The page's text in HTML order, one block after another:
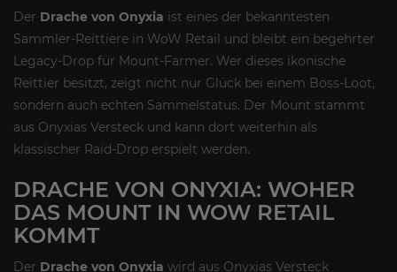
Der Drache von Onyxia ist eines der bekanntesten
Sammler-Reittiere in WoW Retail und bleibt ein begehrter
Legacy-Drop für Mount-Farmer. Wer dieses ikonische
Reittier besitzt, zeigt nicht nur Glück bei einem Boss-Loot,
sondern auch echten Sammelstatus. Der Mount stammt
aus Onyxias Versteck und kann dort weiterhin als
klassischer Raid-Drop erspielt werden.
DRACHE VON ONYXIA: WOHER
DAS MOUNT IN WOW RETAIL
KOMMT
Der Drache von Onyxia wird aus Onyxias Versteck